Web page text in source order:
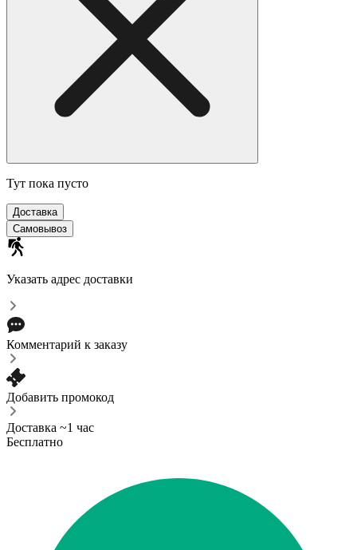
Тут пока пусто
Доставка
Самовывоз
Указать адрес доставки
Комментарий к заказу
Добавить промокод
Доставка ~1 час
Бесплатно